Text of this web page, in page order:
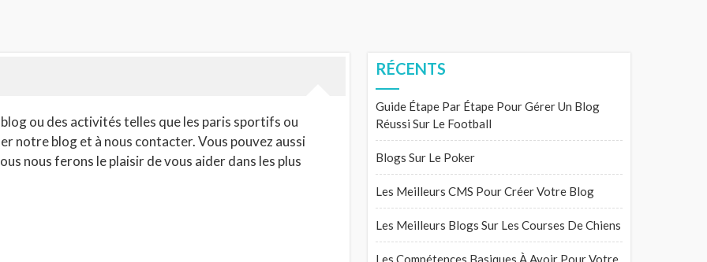
ou des activités telles que les paris sportifs ou
notre blog et à nous contacter. Vous pouvez aussi
nous ferons le plaisir de vous aider dans les plus
RÉCENTS
Guide Étape Par Étape Pour Gérer Un Blog
Réussi Sur Le Football
Blogs Sur Le Poker
Les Meilleurs CMS Pour Créer Votre Blog
Les Meilleurs Blogs Sur Les Courses De Chiens
Les Compétences Basiques À Avoir Pour Votre